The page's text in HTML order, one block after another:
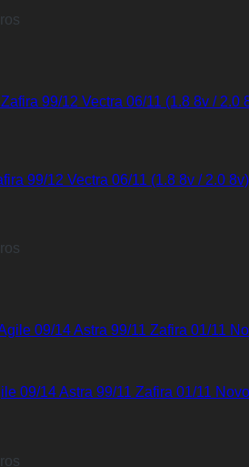
99/12 Vectra 06/11 (1.8 8v / 2.0 8v)
09/14 Astra 99/11 Zafira 01/11